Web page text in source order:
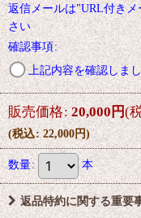
返信メールは"URL付き
さい
確認事項:
上記内容を確認しま
販売価格: 20,000円(
(税込: 22,000円)
数量: 本
返品特約に関する重要